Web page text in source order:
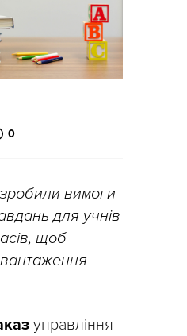
0
вимоги
для учнів
щоб
управління